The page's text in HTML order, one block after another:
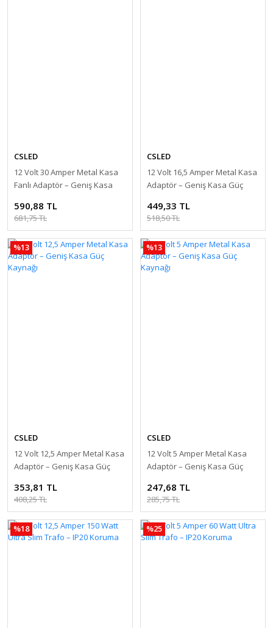
CSLED
12 Volt 30 Amper Metal Kasa
Fanlı Adaptör – Geniş Kasa
590,88 TL
681,75 TL
CSLED
12 Volt 16,5 Amper Metal Kasa
Adaptör – Geniş Kasa Güç
449,33 TL
518,50 TL
%13
CSLED
12 Volt 12,5 Amper Metal Kasa
Adaptör – Geniş Kasa Güç
353,81 TL
408,25 TL
%13
CSLED
12 Volt 5 Amper Metal Kasa
Adaptör – Geniş Kasa Güç
247,68 TL
285,75 TL
%18 %25